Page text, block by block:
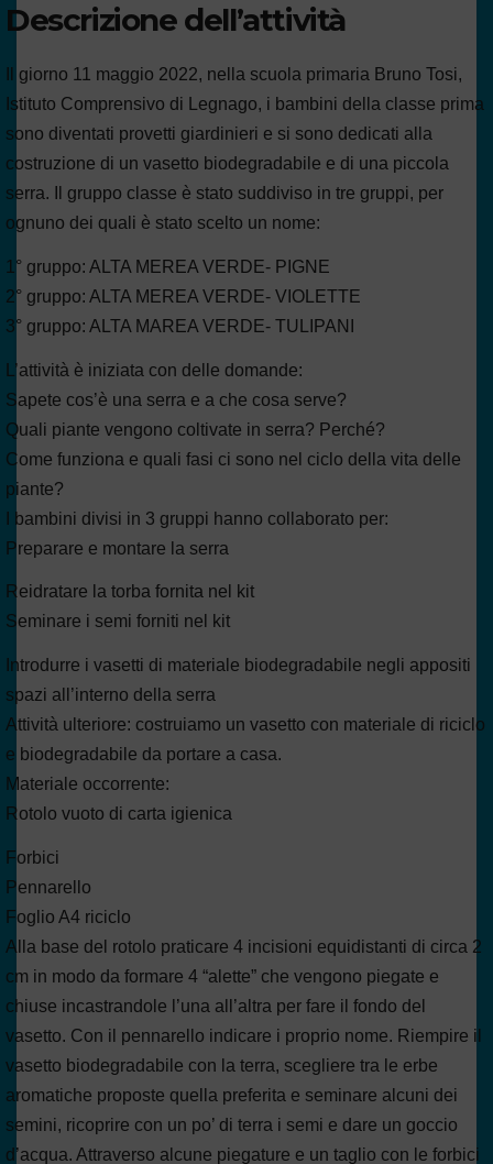
Descrizione dell’attività
Il giorno 11 maggio 2022, nella scuola primaria Bruno Tosi,
Istituto Comprensivo di Legnago, i bambini della classe prima
sono diventati provetti giardinieri e si sono dedicati alla
costruzione di un vasetto biodegradabile e di una piccola
serra. Il gruppo classe è stato suddiviso in tre gruppi, per
ognuno dei quali è stato scelto un nome:
1° gruppo: ALTA MEREA VERDE- PIGNE
2° gruppo: ALTA MEREA VERDE- VIOLETTE
3° gruppo: ALTA MAREA VERDE- TULIPANI
L’attività è iniziata con delle domande:
Sapete cos’è una serra e a che cosa serve?
Quali piante vengono coltivate in serra? Perché?
Come funziona e quali fasi ci sono nel ciclo della vita delle
piante?
I bambini divisi in 3 gruppi hanno collaborato per:
Preparare e montare la serra
Reidratare la torba fornita nel kit
Seminare i semi forniti nel kit
Introdurre i vasetti di materiale biodegradabile negli appositi
spazi all’interno della serra
Attività ulteriore: costruiamo un vasetto con materiale di riciclo
e biodegradabile da portare a casa.
Materiale occorrente:
Rotolo vuoto di carta igienica
Forbici
Pennarello
Foglio A4 riciclo
Alla base del rotolo praticare 4 incisioni equidistanti di circa 2
cm in modo da formare 4 “alette” che vengono piegate e
chiuse incastrandole l’una all’altra per fare il fondo del
vasetto. Con il pennarello indicare i proprio nome. Riempire il
vasetto biodegradabile con la terra, scegliere tra le erbe
aromatiche proposte quella preferita e seminare alcuni dei
semini, ricoprire con un po’ di terra i semi e dare un goccio
d’acqua. Attraverso alcune piegature e un taglio con le forbici